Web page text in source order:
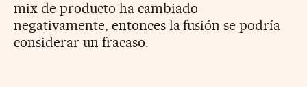
mix de producto ha cambiado
negativamente, entonces la fusión se podría
considerar un fracaso.